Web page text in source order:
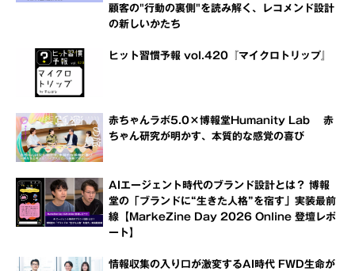
顧客の"行動の裏側"を読み解く、レコメンド設計
の新しいかたち
ヒット習慣予報 vol.420『マイクロトリップ』
赤ちゃんラボ5.0×博報堂Humanity Lab 赤
ちゃん研究が明かす、本質的な感覚の喜び
AIエージェント時代のブランド設計とは？ 博報
堂の「ブランドに“生きた人格”を宿す」実装最前
線【MarkeZine Day 2026 Online 登壇レポ
ート】
情報収集の入り口が激変するAI時代 FWD生命が